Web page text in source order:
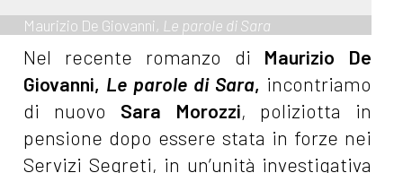
Maurizio De Giovanni, Le parole di Sara
Nel recente romanzo di Maurizio De
Giovanni, Le parole di Sara, incontriamo
di nuovo Sara Morozzi, poliziotta in
pensione dopo essere stata in forze nei
Servizi Segreti, in un’unità investigativa